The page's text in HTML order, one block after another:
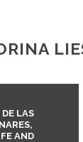
LAS
AND